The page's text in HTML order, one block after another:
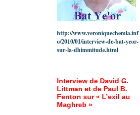
http://www.veroniquechemla.inf
o/2010/01/interview-de-bat-yeor-
sur-la-dhimmitude.html
Interview de David G.
Littman et de Paul B.
Fenton sur « L’exil au
Maghreb »